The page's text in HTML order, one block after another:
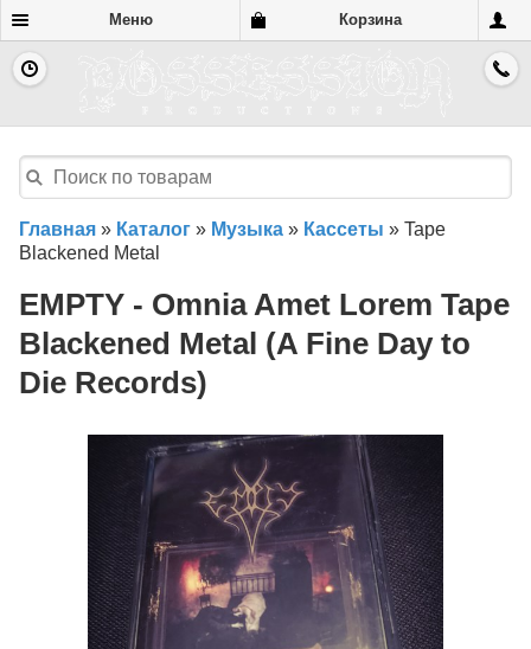
Меню Корзина
Главная » Каталог » Музыка » Кассеты » Tape
Blackened Metal
EMPTY - Omnia Amet Lorem Tape
Blackened Metal (A Fine Day to
Die Records)